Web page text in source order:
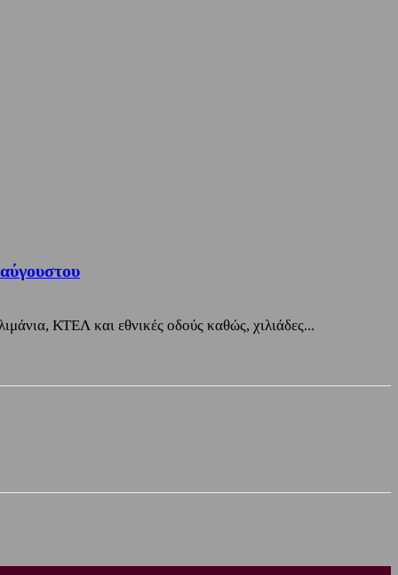
ΚΤΕΛ και εθνικές οδούς καθώς, χιλιάδες...